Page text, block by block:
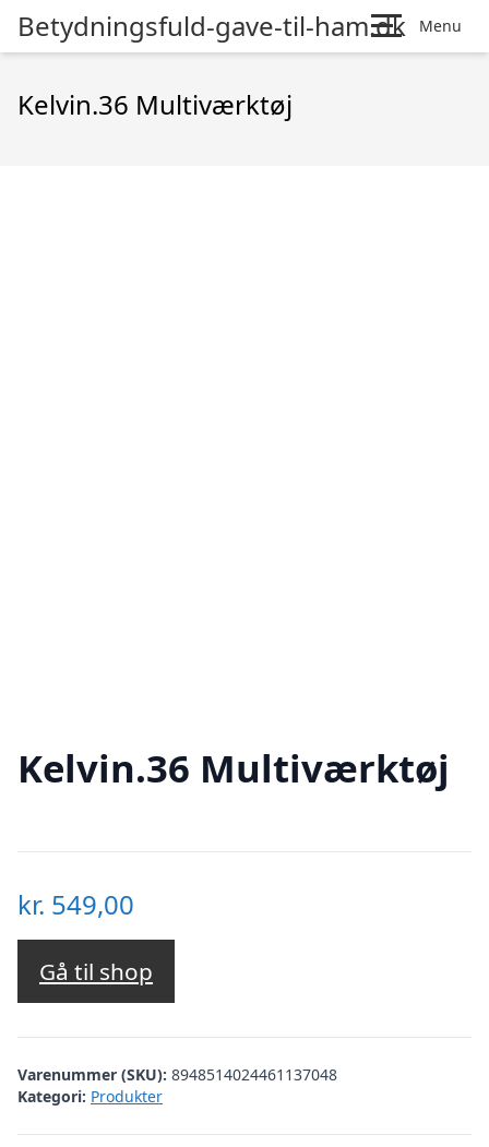
Betydningsfuld-gave-til-ham.dk Menu
Kelvin.36 Multiværktøj
Kelvin.36 Multiværktøj
kr. 549,00
Gå til shop
Varenummer (SKU): 8948514024461137048
Kategori: Produkter